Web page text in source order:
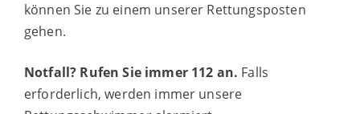
können Sie zu einem unserer Rettungsposten
gehen.
Notfall? Rufen Sie immer 112 an. Falls
erforderlich, werden immer unsere